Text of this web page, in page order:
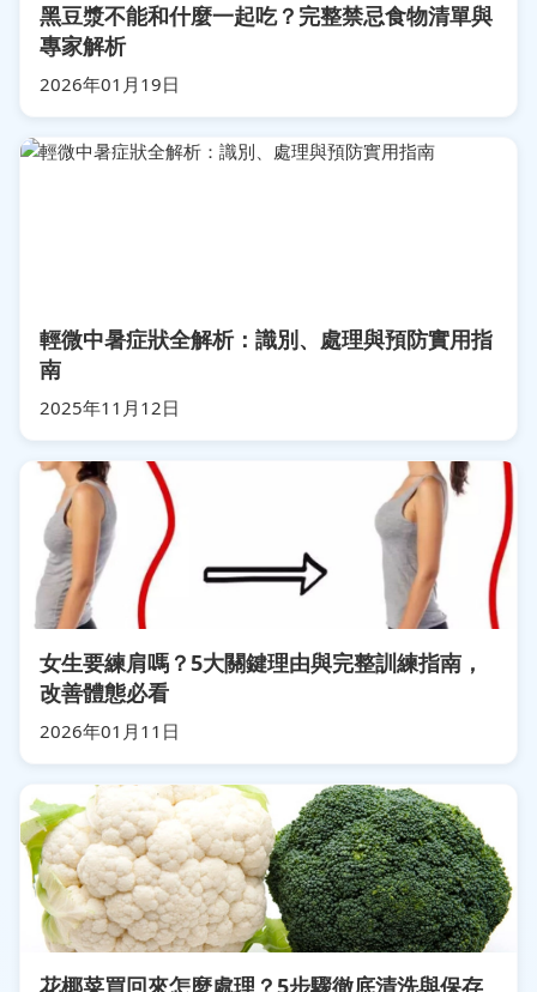
黑豆漿不能和什麼一起吃？完整禁忌食物清單與
專家解析
2026年01月19日
輕微中暑症狀全解析：識別、處理與預防實用指
南
2025年11月12日
女生要練肩嗎？5大關鍵理由與完整訓練指南，
改善體態必看
2026年01月11日
花椰菜買回來怎麼處理？5步驟徹底清洗與保存